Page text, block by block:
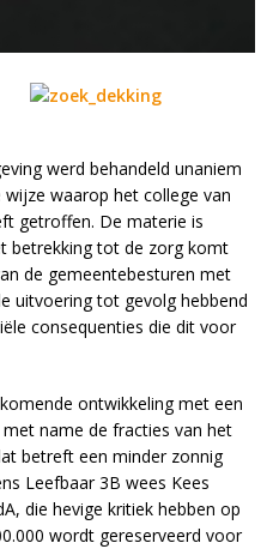
werd behandeld unaniem
waarop het college van
getroffen. De materie is
betrekking tot de zorg komt
de gemeentebesturen met
uitvoering tot gevolg hebbend
consequenties die dit voor
ontwikkeling met een
name de fracties van het
betreft een minder zonnig
Leefbaar 3B wees Kees
die hevige kritiek hebben op
wordt gereserveerd voor